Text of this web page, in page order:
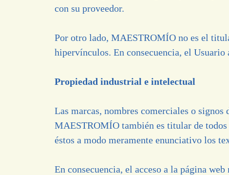
con su proveedor.
Por otro lado, MAESTROMÍO no es el
hipervínculos. En consecuencia, el Usuario
Propiedad industrial e intelectual
Las marcas, nombres comerciales o
MAESTROMÍO también es titular de
éstos a modo meramente enunciativo los
En consecuencia, el acceso a la página